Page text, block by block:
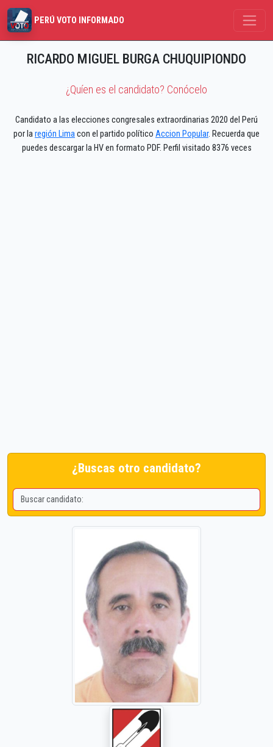
PERÚ VOTO INFORMADO
RICARDO MIGUEL BURGA CHUQUIPIONDO
¿Quíen es el candidato? Conócelo
Candidato a las elecciones congresales extraordinarias 2020 del Perú
por laregión Limacon el partido político Accion Popular. Recuerda que
puedes descargar la HV en formato PDF. Perfil visitado 8376 veces
¿Buscas otro candidato?